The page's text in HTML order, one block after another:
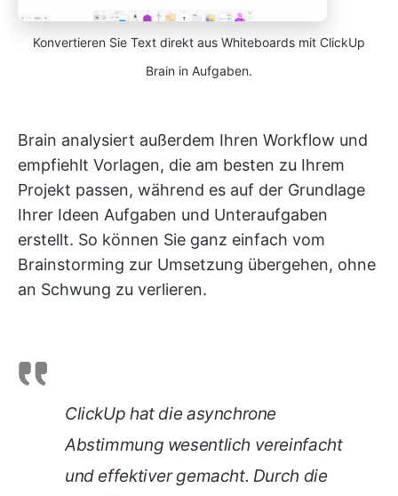
Konvertieren Sie Text direkt aus Whiteboards mit ClickUp
Brain in Aufgaben.
Brain analysiert außerdem Ihren Workflow und
empfiehlt Vorlagen, die am besten zu Ihrem
Projekt passen, während es auf der Grundlage
Ihrer Ideen Aufgaben und Unteraufgaben
erstellt. So können Sie ganz einfach vom
Brainstorming zur Umsetzung übergehen, ohne
an Schwung zu verlieren.
ClickUp hat die asynchrone
Abstimmung wesentlich vereinfacht
und effektiver gemacht. Durch die